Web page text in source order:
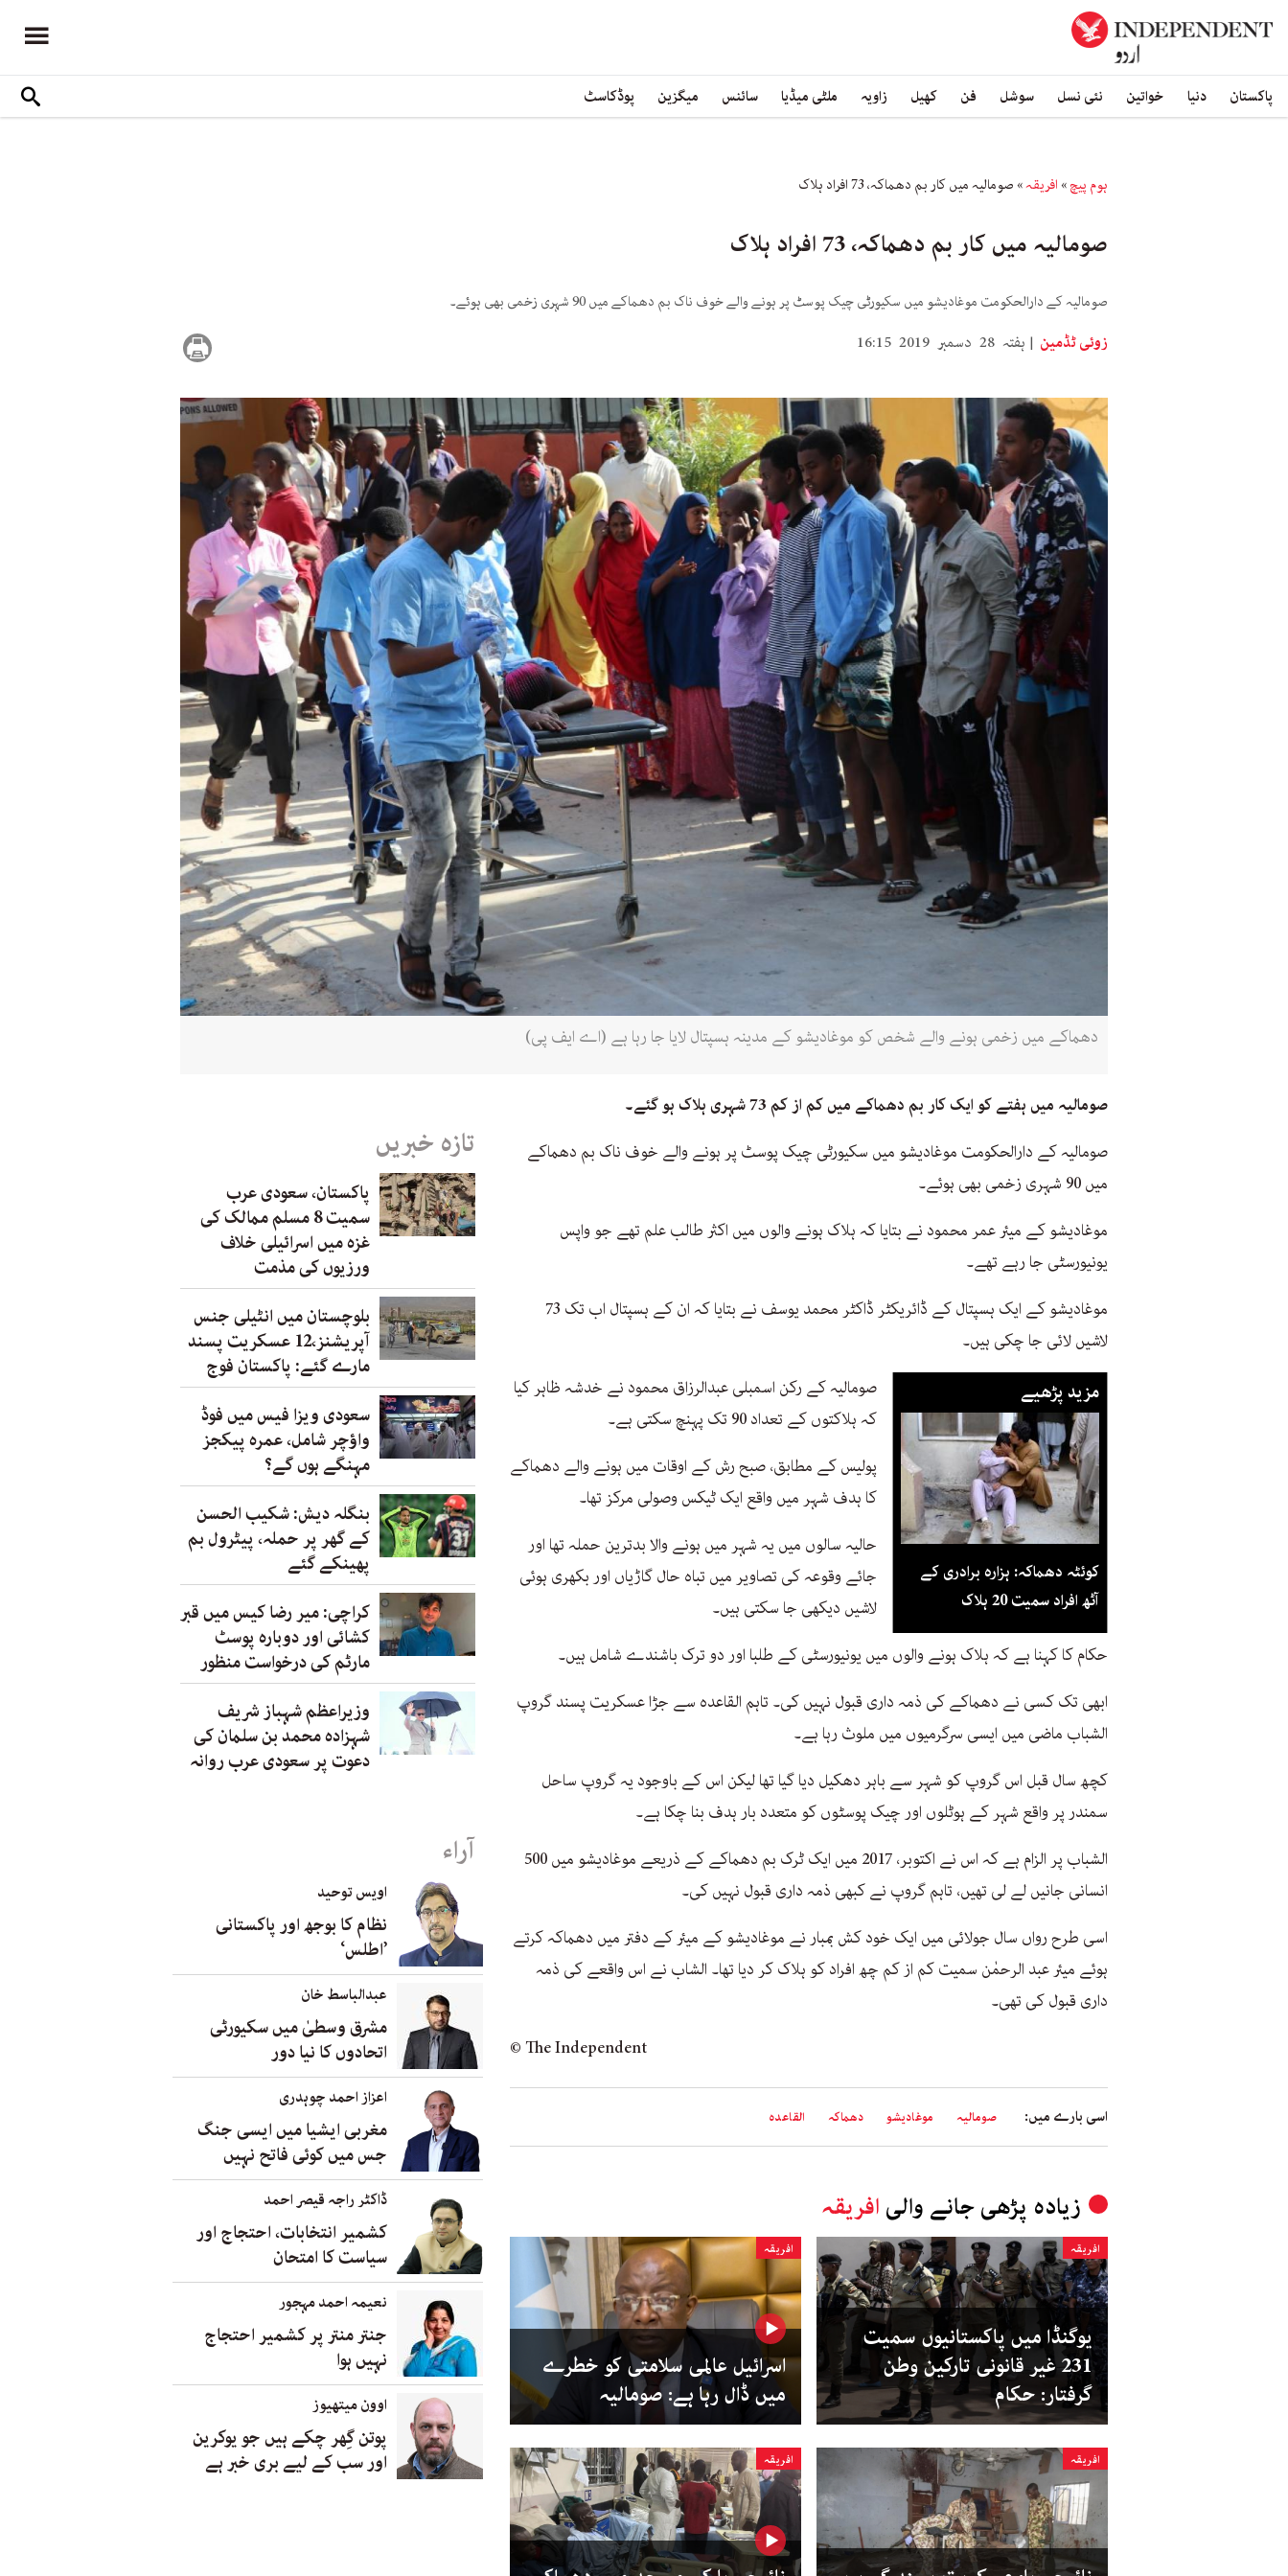
پاکستان دنیا خواتین نئی نسل سوشل فن کھیل زاویہ ملٹی میڈیا سائنس میگزین پوڈکاسٹ
ہوم پیچ» افریقہ» صومالیہ میں کار بم دھماکہ، 73 افراد ہلاک
صومالیہ میں کار بم دھماکہ، 73 افراد ہلاک
صومالیہ کے دارالحکومت موغادیشو میں سکیورٹی چیک پوسٹ پر ہونے والے خوف ناک بم دھماکے میں 90 شہری زخمی بھی ہوئے۔
زوئی ٹڈمین ہفتہ 28 دسمبر 2019 16:15
دھماکے میں زخمی ہونے والے شخص کو موغادیشو کے مدینہ ہسپتال لایا جا رہا ہے (اے ایف پی)
صومالیہ میں ہفتے کو ایک کار بم دھماکے میں کم از کم 73 شہری ہلاک ہو گئے۔
صومالیہ کے دارالحکومت موغادیشو میں سکیورٹی چیک پوسٹ پر ہونے والے خوف ناک بم دھماکے
میں 90 شہری زخمی بھی ہوئے۔
موغادیشو کے میئر عمر محمود نے بتایا کہ ہلاک ہونے والوں میں اکثر طالب علم تھے جو واپس
یونیورسٹی جا رہے تھے۔
موغادیشو کے ایک ہسپتال کے ڈائریکٹر ڈاکٹر محمد یوسف نے بتایا کہ ان کے ہسپتال اب تک 73
لاشیں لائی جا چکی ہیں۔
مزید پڑھیے
کوئٹہ دھماکہ: ہزارہ برادری کے
آٹھ افراد سمیت 20 ہلاک
صومالیہ کے رکن اسمبلی عبدالرزاق محمود نے خدشہ ظاہر کیا
کہ ہلاکتوں کے تعداد 90 تک پہنچ سکتی ہے۔
پولیس کے مطابق، صبح رش کے اوقات میں ہونے والے دھماکے
کا ہدف شہر میں واقع ایک ٹیکس وصولی مرکز تھا۔
حالیہ سالوں میں یہ شہر میں ہونے والا بدترین حملہ تھا اور
جائے وقوعہ کی تصاویر میں تباہ حال گاڑیاں اور بکھری ہوئی
لاشیں دیکھی جا سکتی ہیں۔
حکام کا کہنا ہے کہ ہلاک ہونے والوں میں یونیورسٹی کے طلبا اور دو ترک باشندے شامل ہیں۔
ابھی تک کسی نے دھماکے کی ذمہ داری قبول نہیں کی۔ تاہم القاعدہ سے جڑا عسکریت پسند گروپ
الشباب ماضی میں ایسی سرگرمیوں میں ملوث رہا ہے۔
کچھ سال قبل اس گروپ کو شہر سے باہر دھکیل دیا گیا تھا لیکن اس کے باوجود یہ گروپ ساحل
سمندر پر واقع شہر کے ہوٹلوں اور چیک پوسٹوں کو متعدد بار ہدف بنا چکا ہے۔
الشباب پر الزام ہے کہ اس نے اکتوبر، 2017 میں ایک ٹرک بم دھماکے کے ذریعے موغادیشو میں 500
انسانی جانیں لے لی تھیں، تاہم گروپ نے کبھی ذمہ داری قبول نہیں کی۔
اسی طرح رواں سال جولائی میں ایک خود کش بمبار نے موغادیشو کے میئر کے دفتر میں دھماکہ کرتے
ہوئے میئر عبد الرحمٰن سمیت کم از کم چھ افراد کو ہلاک کر دیا تھا۔ الشاب نے اس واقعے کی ذمہ
داری قبول کی تھی۔
© The Independent
اسی بارے میں: صومالیہ موغادیشو دھماکہ القاعدہ
زیادہ پڑھی جانے والی افریقہ
افریقہ
یوگنڈا میں پاکستانیوں سمیت
231 غیر قانونی تارکین وطن
گرفتار: حکام
افریقہ
اسرائیل عالمی سلامتی کو خطرے
میں ڈال رہا ہے: صومالیہ
افریقہ افریقہ
تازہ خبریں
پاکستان، سعودی عرب
سمیت 8 مسلم ممالک کی
غزہ میں اسرائیلی خلاف
ورزیوں کی مذمت
بلوچستان میں انٹیلی جنس
آپریشنز،12 عسکریت پسند
مارے گئے: پاکستان فوج
سعودی ویزا فیس میں فوڈ
واؤچر شامل، عمرہ پیکجز
مہنگے ہوں گے؟
بنگلہ دیش: شکیب الحسن
کے گھر پر حملہ، پیٹرول بم
پھینکے گئے
کراچی: میر رضا کیس میں قبر
کشائی اور دوبارہ پوسٹ
مارٹم کی درخواست منظور
وزیراعظم شہباز شریف
شہزادہ محمد بن سلمان کی
دعوت پر سعودی عرب روانہ
آراء
اویس توحید
نظام کا بوجھ اور پاکستانی
’اطلس‘
عبدالباسط خان
مشرق وسطیٰ میں سکیورٹی
اتحادوں کا نیا دور
اعزاز احمد چوہدری
مغربی ایشیا میں ایسی جنگ
جس میں کوئی فاتح نہیں
ڈاکٹر راجہ قیصر احمد
کشمیر انتخابات، احتجاج اور
سیاست کا امتحان
نعیمہ احمد مہجور
جنتر منتر پر کشمیر احتجاج
نہیں ہوا
اوون میتھیوز
پوتن گِھر چکے ہیں جو یوکرین
اور سب کے لیے بری خبر ہے